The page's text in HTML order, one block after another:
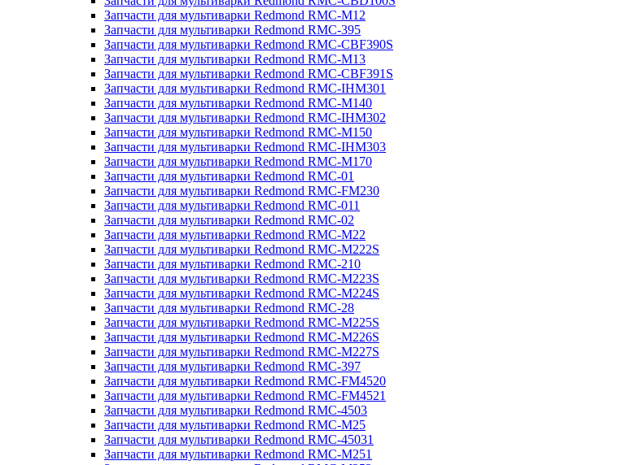
Запчасти для мультиварки Redmond RMC-M12
Запчасти для мультиварки Redmond RMC-395
Запчасти для мультиварки Redmond RMC-CBF390S
Запчасти для мультиварки Redmond RMC-M13
Запчасти для мультиварки Redmond RMC-CBF391S
Запчасти для мультиварки Redmond RMC-IHM301
Запчасти для мультиварки Redmond RMC-M140
Запчасти для мультиварки Redmond RMC-IHM302
Запчасти для мультиварки Redmond RMC-M150
Запчасти для мультиварки Redmond RMC-IHM303
Запчасти для мультиварки Redmond RMC-M170
Запчасти для мультиварки Redmond RMC-01
Запчасти для мультиварки Redmond RMC-FM230
Запчасти для мультиварки Redmond RMC-011
Запчасти для мультиварки Redmond RMC-02
Запчасти для мультиварки Redmond RMC-M22
Запчасти для мультиварки Redmond RMC-M222S
Запчасти для мультиварки Redmond RMC-210
Запчасти для мультиварки Redmond RMC-M223S
Запчасти для мультиварки Redmond RMC-M224S
Запчасти для мультиварки Redmond RMC-28
Запчасти для мультиварки Redmond RMC-M225S
Запчасти для мультиварки Redmond RMC-M226S
Запчасти для мультиварки Redmond RMC-M227S
Запчасти для мультиварки Redmond RMC-397
Запчасти для мультиварки Redmond RMC-FM4520
Запчасти для мультиварки Redmond RMC-FM4521
Запчасти для мультиварки Redmond RMC-4503
Запчасти для мультиварки Redmond RMC-M25
Запчасти для мультиварки Redmond RMC-45031
Запчасти для мультиварки Redmond RMC-M251